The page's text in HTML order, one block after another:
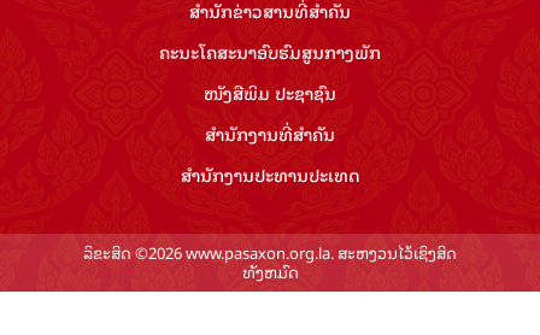
ສຳ​ນັກ​ຂ່າວ​ສານ​ທີ່​ສຳ​ຄັນ​
ຄະນະໂຄສະນາອົບຮົມ​ສູນ​ກາງ​ພັກ
ໜັງສືພິມ ປະ​ຊາ​ຊົນ
ສຳ​ນັກ​ງານ​ທີ່​ສຳ​ຄັນ
ສຳ​ນັກ​ງານ​ປະ​ທານ​ປະ​ເທດ
ລິຂະສິດ ©2026 www.pasaxon.org.la. ສະຫງວນໄວ້ເຊິງສິດ
ທັງຫມົດ